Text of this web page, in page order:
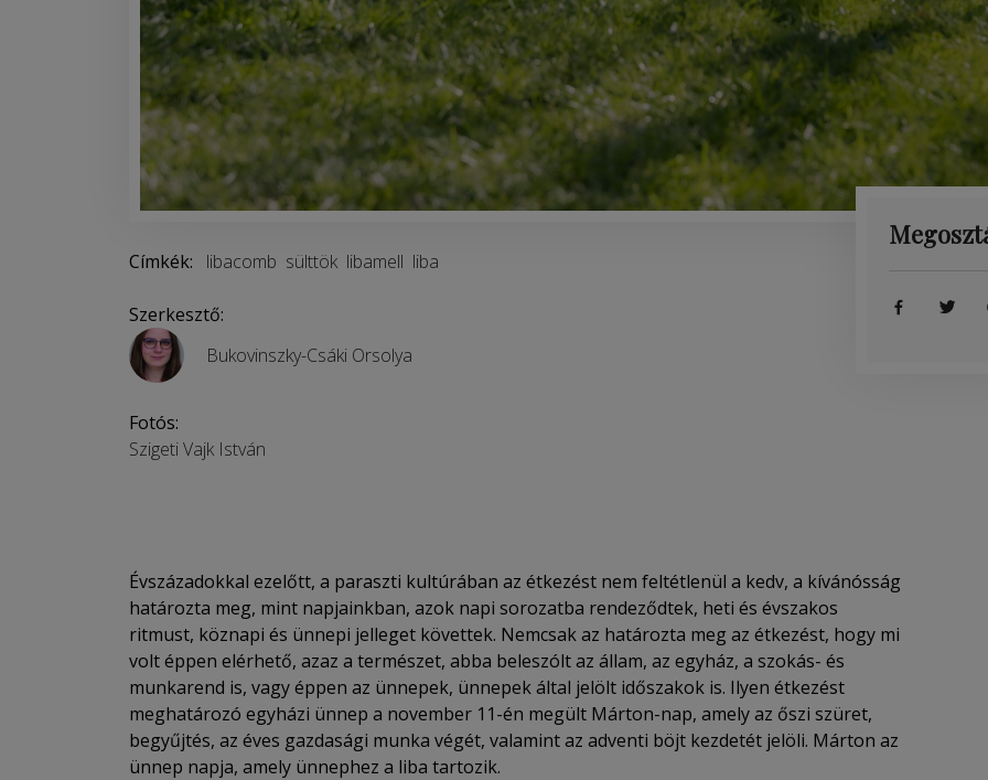
Címkék: libacomb sülttök libamell liba
Szerkesztő:
Bukovinszky-Csáki Orsolya
Fotós:
Szigeti Vajk István
Évszázadokkal ezelőtt, a paraszti kultúrában az étkezést nem feltétlenül a kedv, a kívánósság
határozta meg, mint napjainkban, azok napi sorozatba rendeződtek, heti és évszakos
ritmust, köznapi és ünnepi jelleget követtek. Nemcsak az határozta meg az étkezést, hogy mi
volt éppen elérhető, azaz a természet, abba beleszólt az állam, az egyház, a szokás- és
munkarend is, vagy éppen az ünnepek, ünnepek által jelölt időszakok is. Ilyen étkezést
meghatározó egyházi ünnep a november 11-én megült Márton-nap, amely az őszi szüret,
begyűjtés, az éves gazdasági munka végét, valamint az adventi böjt kezdetét jelöli. Márton az
ünnep napja, amely ünnephez a liba tartozik.